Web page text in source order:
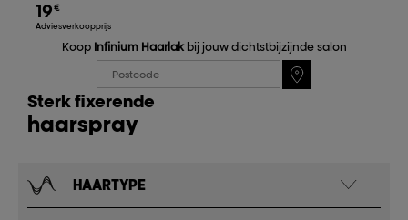
19€
Adviesverkoopprijs
Koop Infinium Haarlak bij jouw dichtstbijzijnde salon
Sterk fixerende
haarspray
HAARTYPE